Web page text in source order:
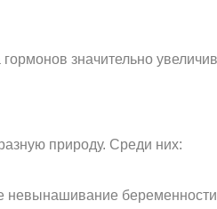
значительно
природу. Среди них: